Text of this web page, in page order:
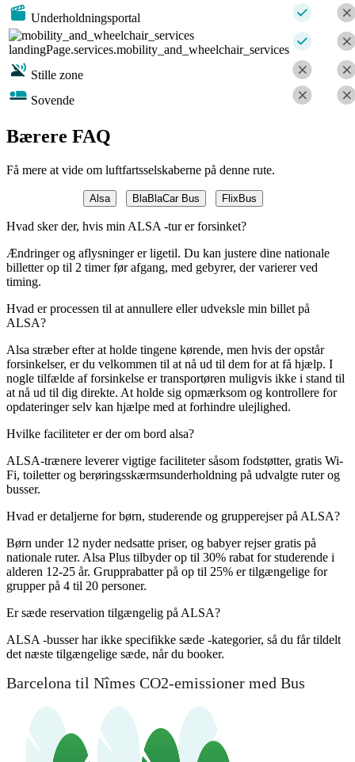
Underholdningsportal
landingPage.services.mobility_and_wheelchair_services
Stille zone
Sovende
Bærere FAQ
Få mere at vide om luftfartsselskaberne på denne rute.
Alsa BlaBlaCar Bus FlixBus
Hvad sker der, hvis min ALSA -tur er forsinket?
Ændringer og aflysninger er ligetil. Du kan justere dine nationale
billetter op til 2 timer før afgang, med gebyrer, der varierer ved
timing.
Hvad er processen til at annullere eller udveksle min billet på
ALSA?
Alsa stræber efter at holde tingene kørende, men hvis der opstår
forsinkelser, er du velkommen til at nå ud til dem for at få hjælp. I
nogle tilfælde af forsinkelse er transportøren muligvis ikke i stand til
at nå ud til dig direkte. At holde sig opmærksom og kontrollere for
opdateringer selv kan hjælpe med at forhindre ulejlighed.
Hvilke faciliteter er der om bord alsa?
ALSA-trænere leverer vigtige faciliteter såsom fodstøtter, gratis Wi-
Fi, toiletter og berøringsskærmsunderholdning på udvalgte ruter og
busser.
Hvad er detaljerne for børn, studerende og grupperejser på ALSA?
Børn under 12 nyder nedsatte priser, og babyer rejser gratis på
nationale ruter. Alsa Plus tilbyder op til 30% rabat for studerende i
alderen 12-25 år. Grupprabatter på op til 25% er tilgængelige for
grupper på 4 til 20 personer.
Er sæde reservation tilgængelig på ALSA?
ALSA -busser har ikke specifikke sæde -kategorier, så du får tildelt
det næste tilgængelige sæde, når du booker.
Barcelona til Nîmes CO2-emissioner med Bus